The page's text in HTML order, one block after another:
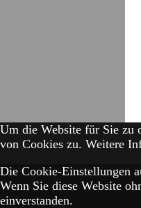
Um die Website für Sie zu
von Cookies zu. Weitere
Die Cookie-Einstellungen
Wenn Sie diese Website
einverstanden.